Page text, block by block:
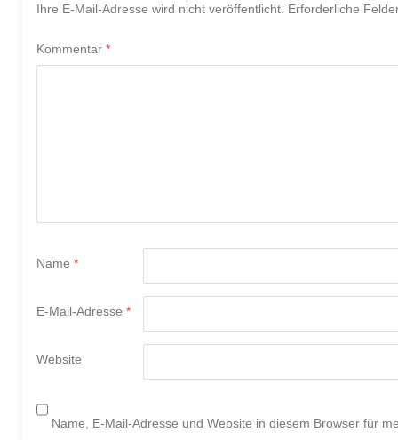
Ihre E-Mail-Adresse wird nicht veröffentlicht. Erforderliche
Kommentar *
Name *
E-Mail-Adresse *
Website
Name, E-Mail-Adresse und Website in diesem Browser für